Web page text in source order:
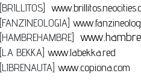
[BRILLITOS]
[FANZINEOLOGIA]
[HAMBREHAMBRE]
[LA BEKKA] www.labekka.red
[LIBRENAUTA] www.copiona.com